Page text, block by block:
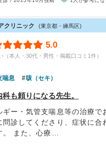
クリニック (東京都・練馬区)
5.0
（本人・30代・男性・掲載口コミ1件）
喘息 咳（セキ）
も頼りになる先生。
ギー・気管支喘息等の治療で
問診してくださり、症状に合
。 また、心療…